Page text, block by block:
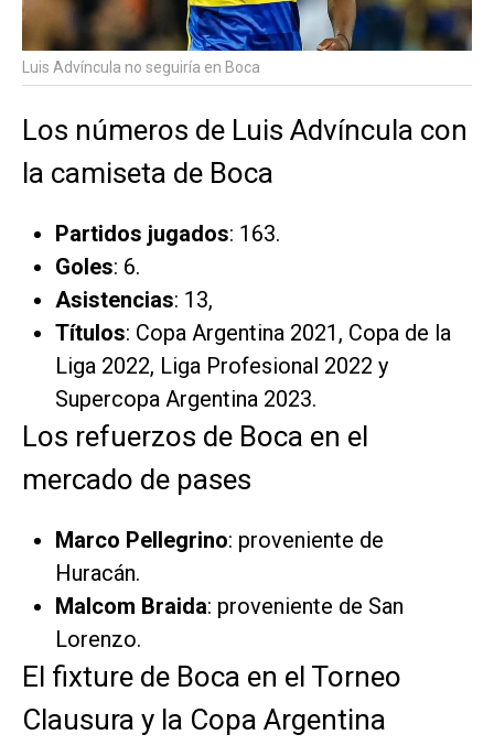
Luis Advíncula no seguiría en Boca
Los números de Luis Advíncula con
la camiseta de Boca
Partidos jugados: 163.
Goles: 6.
Asistencias: 13,
Títulos: Copa Argentina 2021, Copa de la
Liga 2022, Liga Profesional 2022 y
Supercopa Argentina 2023.
Los refuerzos de Boca en el
mercado de pases
Marco Pellegrino: proveniente de
Huracán.
Malcom Braida: proveniente de San
Lorenzo.
El fixture de Boca en el Torneo
Clausura y la Copa Argentina